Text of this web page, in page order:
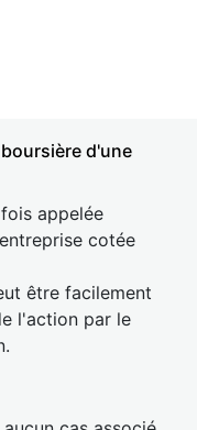
d'une
appelée
cotée
être facilement
l'action par le